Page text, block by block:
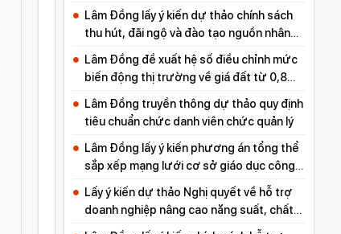
Lâm Đồng lấy ý kiến dự thảo chính sách
thu hút, đãi ngộ và đào tạo nguồn nhân
lực y tế
Lâm Đồng đề xuất hệ số điều chỉnh mức
biến động thị trường về giá đất từ 0,8
đến 5,0
Lâm Đồng truyền thông dự thảo quy định
tiêu chuẩn chức danh viên chức quản lý
Lâm Đồng lấy ý kiến phương án tổng thể
sắp xếp mạng lưới cơ sở giáo dục công
lập
Lấy ý kiến dự thảo Nghị quyết về hỗ trợ
doanh nghiệp nâng cao năng suất, chất
lượng sản phẩm